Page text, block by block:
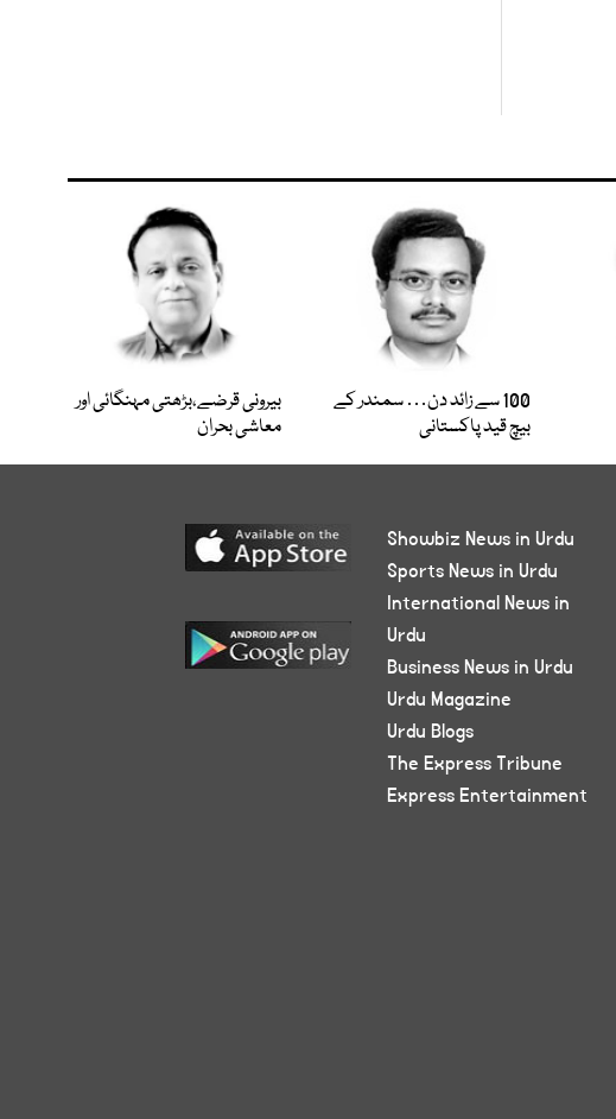
100 سے زائد دن… سمندر کے
بیچ قید پاکستانی
بیرونی قرضے،بڑھتی مہنگائی اور
معاشی بحران
Showbiz News in Urdu
Sports News in Urdu
International News in
Urdu
Business News in Urdu
Urdu Magazine
Urdu Blogs
The Express Tribune
Express Entertainment